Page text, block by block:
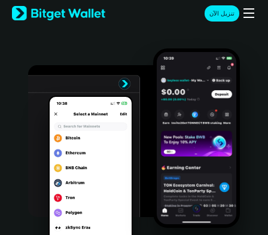
English
日本語
Türkçe
Português (Portugal)
Bahasa Indonesia
تنزيل الآن